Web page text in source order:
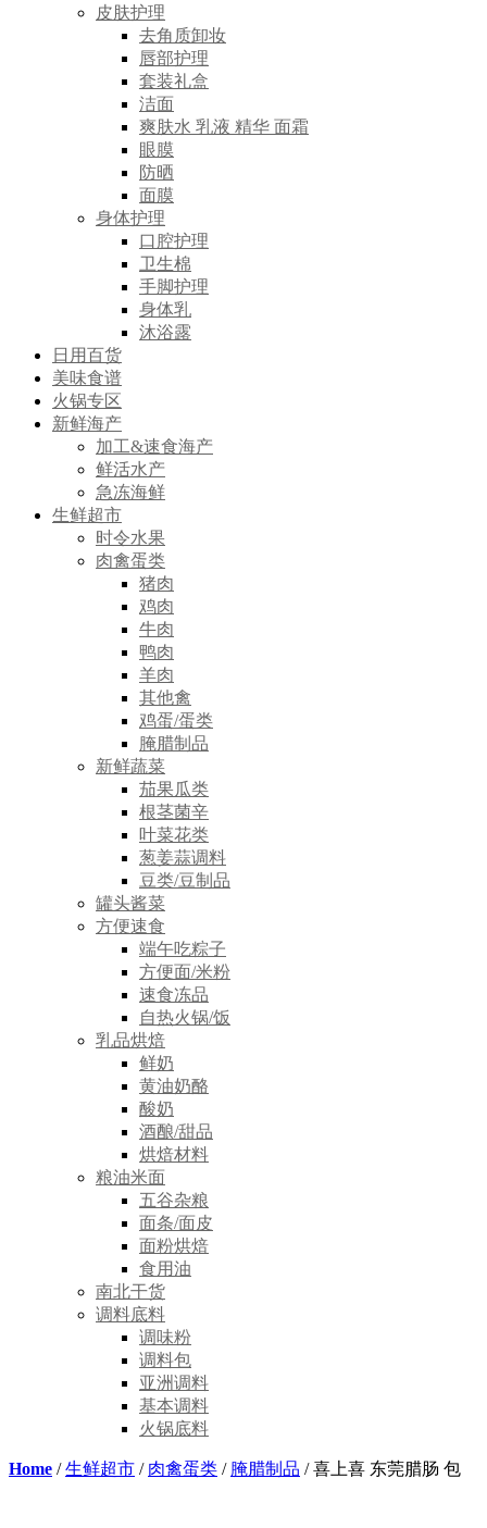
皮肤护理
去角质卸妆
唇部护理
套装礼盒
洁面
爽肤水 乳液 精华 面霜
眼膜
防晒
面膜
身体护理
口腔护理
卫生棉
手脚护理
身体乳
沐浴露
日用百货
美味食谱
火锅专区
新鲜海产
加工&速食海产
鲜活水产
急冻海鲜
生鲜超市
时令水果
肉禽蛋类
猪肉
鸡肉
牛肉
鸭肉
羊肉
其他禽
鸡蛋/蛋类
腌腊制品
新鲜蔬菜
茄果瓜类
根茎菌辛
叶菜花类
葱姜蒜调料
豆类/豆制品
罐头酱菜
方便速食
端午吃粽子
方便面/米粉
速食冻品
自热火锅/饭
乳品烘焙
鲜奶
黄油奶酪
酸奶
酒酿/甜品
烘焙材料
粮油米面
五谷杂粮
面条/面皮
面粉烘焙
食用油
南北干货
调料底料
调味粉
调料包
亚洲调料
基本调料
火锅底料
Home /生鲜超市 / 肉禽蛋类 / 腌腊制品 / 喜上喜 东莞腊肠 包